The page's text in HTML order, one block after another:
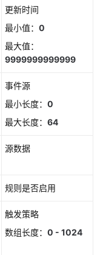
更新时间
最小值： 0
最大值：
9999999999999
事件源
最小长度： 0
最大长度： 64
源数据
规则是否启用
触发策略
数组长度： 0 - 1024